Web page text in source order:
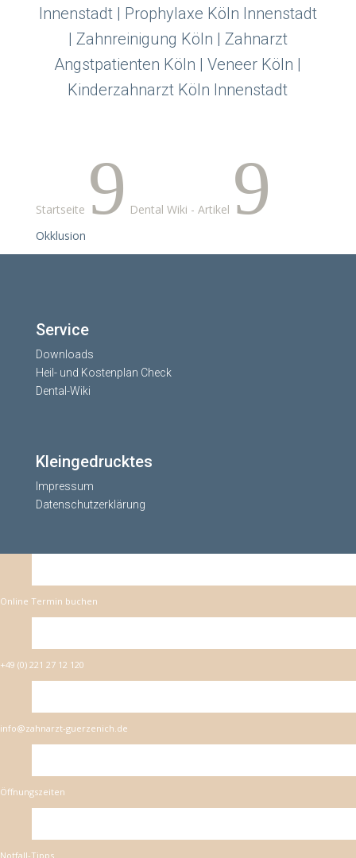
Innenstadt | Prophylaxe Köln Innenstadt
| Zahnreinigung Köln | Zahnarzt
Angstpatienten Köln | Veneer Köln |
Kinderzahnarzt Köln Innenstadt
Startseite 9 Dental Wiki - Artikel 9
Okklusion
Service
Downloads
Heil- und Kostenplan Check
Dental-Wiki
Kleingedrucktes
Impressum
Datenschutzerklärung
Online Termin buchen
+49 (0) 221 27 12 120
info@zahnarzt-guerzenich.de
Öffnungszeiten
Notfall-Tipps